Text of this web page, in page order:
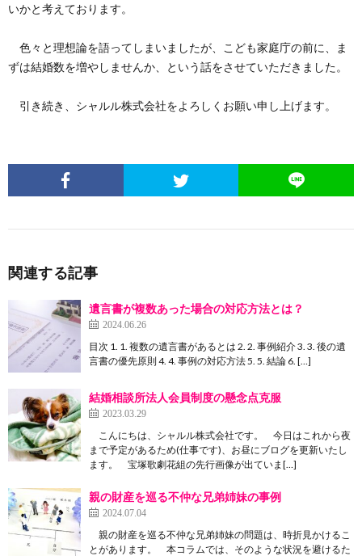
いかと考えております。
色々と理想論を語ってしまいましたが、こども家庭庁の前に、ま
ずは結婚数を増やしませんか、という話をさせていただきました。
引き続き、シャルル株式会社をよろしくお願い申し上げます。
関連する記事
遺言書が複数あった場合の対応方法とは？
2024.06.26
目次 1. 1. 複数の遺言書があるとは 2. 2. 事例紹介 3. 3. 後の遺
言書の優先原則 4. 4. 事例の対応方法 5. 5. 結論 6. […]
結婚相談所法人会員制度の懸念点克服
2023.03.29
こんにちは、シャルル株式会社です。 今日はこれから夜
まで予定があるため(仕事です)、お昼にブログを更新いたし
ます。 宝塚歌劇花組の先行画像が出ていま[…]
親の財産を巡る不仲な兄弟姉妹の事例
2024.07.04
親の財産を巡る不仲な兄弟姉妹の問題は、時折見かけるこ
とがあります。 本コラムでは、そのような状況を避けるた